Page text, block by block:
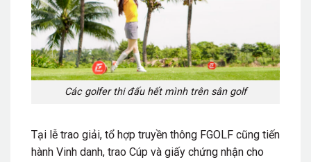
Các golfer thi đấu hết mình trên sân golf
Tại lễ trao giải, tổ hợp truyền thông FGOLF cũng tiến
hành Vinh danh, trao Cúp và giấy chứng nhận cho